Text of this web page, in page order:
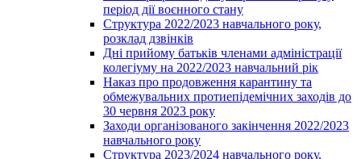
період дії воєнного стану
Структура 2022/2023 навчального року,
розклад дзвінків
Дні прийому батьків членами адміністрації
колегіуму на 2022/2023 навчальний рік
Наказ про продовження карантину та
обмежувальних протиепідемічних заходів до
30 червня 2023 року
Заходи організованого закінчення 2022/2023
навчального року
Структура 2023/2024 навчального року,